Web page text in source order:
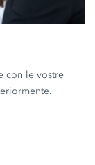
con le vostre